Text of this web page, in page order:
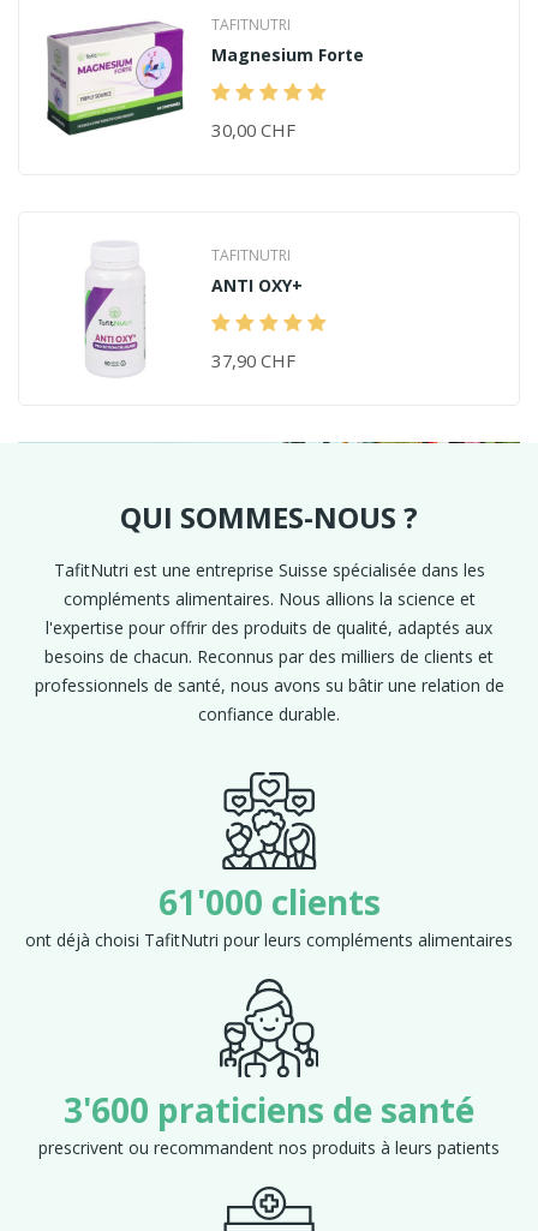
TAFITNUTRI
Magnesium Forte
30,00 CHF
TAFITNUTRI
ANTI OXY+
37,90 CHF
QUI SOMMES-NOUS ?
TafitNutri est une entreprise Suisse spécialisée dans les
compléments alimentaires. Nous allions la science et
l'expertise pour offrir des produits de qualité, adaptés aux
besoins de chacun. Reconnus par des milliers de clients et
professionnels de santé, nous avons su bâtir une relation de
confiance durable.
61'000 clients
ont déjà choisi TafitNutri pour leurs compléments alimentaires
3'600 praticiens de santé
prescrivent ou recommandent nos produits à leurs patients